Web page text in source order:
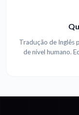
Tradução de Inglês
de nível humano.